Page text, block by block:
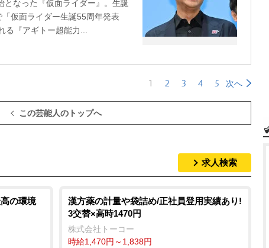
なった『仮面ライダー』。生誕
仮面ライダー生誕55周年発表
『アギトー超能力...
1 2 3 4 5 次へ
この芸能人のトップへ
求人検索
の環境
漢方薬の計量や袋詰め/正社員登用実績あり!
3交替×高時1470円
株式会社トーコー
時給1,470円～1,838円